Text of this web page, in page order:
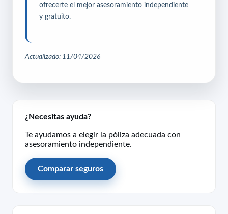
ofrecerte el mejor asesoramiento independiente
y gratuito.
Actualizado: 11/04/2026
¿Necesitas ayuda?
Te ayudamos a elegir la póliza adecuada con
asesoramiento independiente.
Comparar seguros